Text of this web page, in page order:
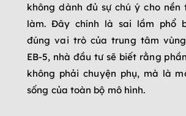
không dành đủ sự chú ý cho
làm. Đây chính là sai lầm phổ
đúng vai trò của trung tâm
EB-5, nhà đầu tư sẽ biết rằng
không phải chuyện phụ, mà là
sống của toàn bộ mô hình.